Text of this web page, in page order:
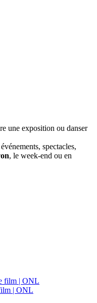
une exposition ou danser
spectacles,
, le week-end ou en
| ONL